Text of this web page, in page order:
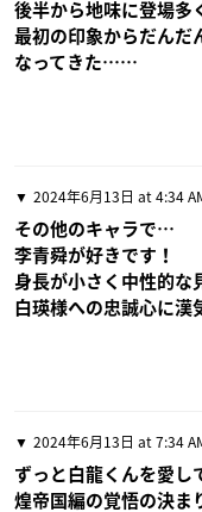
後半から地味に登場多
最初の印象からだんだ
なってきた……
2024年6月13日 at 4:34
その他のキャラで…
李青舜が好きです！
身長が小さく中性的な
白瑛様への忠誠心に漢
2024年6月13日 at 7:34
ずっと白龍くんを愛し
煌帝国編の覚悟の決ま